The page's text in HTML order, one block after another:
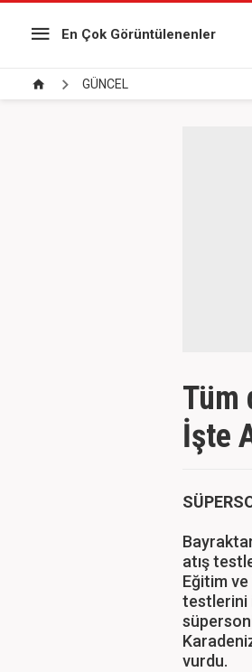
En Çok Görüntülenenler
GÜNCEL
Tüm
İşte
atış
Eğitim
testlerini
vurdu.